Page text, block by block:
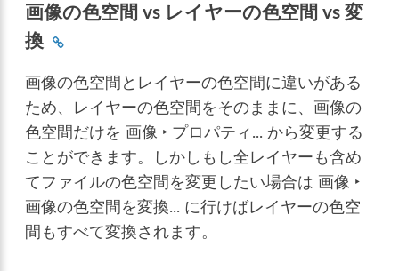
画像の色空間 vs レイヤーの色空間 vs 変
換
画像の色空間とレイヤーの色空間に違いがある
ため、レイヤーの色空間をそのままに、画像の
色空間だけを 画像 ‣ プロパティ... から変更する
ことができます。しかしもし全レイヤーも含め
てファイルの色空間を変更したい場合は 画像 ‣
画像の色空間を変換... に行けばレイヤーの色空
間もすべて変換されます。